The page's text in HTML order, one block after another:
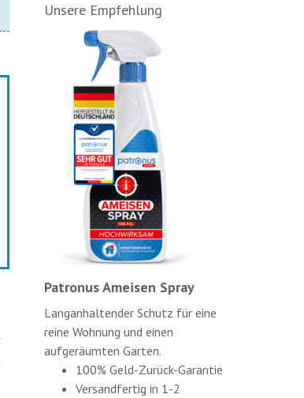
Unsere Empfehlung
Patronus Ameisen Spray
Langanhaltender Schutz für eine
reine Wohnung und einen
aufgeräumten Garten.
100% Geld-Zurück-Garantie
Versandfertig in 1-2